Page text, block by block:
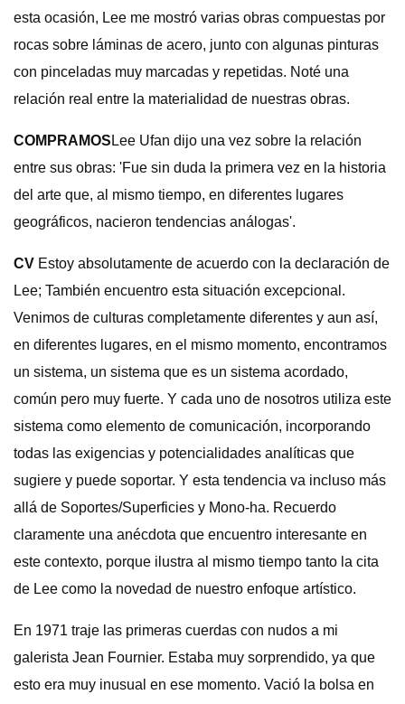
esta ocasión, Lee me mostró varias obras compuestas por
rocas sobre láminas de acero, junto con algunas pinturas
con pinceladas muy marcadas y repetidas. Noté una
relación real entre la materialidad de nuestras obras.
COMPRAMOS Lee Ufan dijo una vez sobre la relación
entre sus obras: 'Fue sin duda la primera vez en la historia
del arte que, al mismo tiempo, en diferentes lugares
geográficos, nacieron tendencias análogas'.
CV Estoy absolutamente de acuerdo con la declaración de
Lee; También encuentro esta situación excepcional.
Venimos de culturas completamente diferentes y aun así,
en diferentes lugares, en el mismo momento, encontramos
un sistema, un sistema que es un sistema acordado,
común pero muy fuerte. Y cada uno de nosotros utiliza este
sistema como elemento de comunicación, incorporando
todas las exigencias y potencialidades analíticas que
sugiere y puede soportar. Y esta tendencia va incluso más
allá de Soportes/Superficies y Mono-ha. Recuerdo
claramente una anécdota que encuentro interesante en
este contexto, porque ilustra al mismo tiempo tanto la cita
de Lee como la novedad de nuestro enfoque artístico.
En 1971 traje las primeras cuerdas con nudos a mi
galerista Jean Fournier. Estaba muy sorprendido, ya que
esto era muy inusual en ese momento. Vació la bolsa en